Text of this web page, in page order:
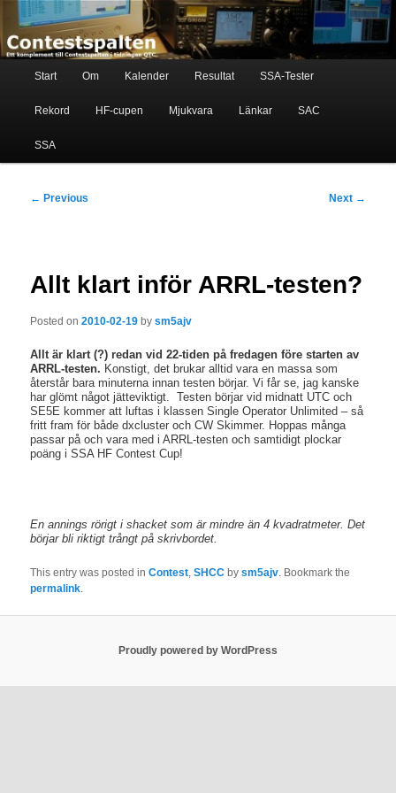
primary
content
Contestspalten
Ett komplement till contestspalten i tidningen QTC
Start Om Kalender Resultat SSA-Tester
Rekord HF-cupen Mjukvara Länkar SAC
SSA
Post
← Previous Next →
Allt klart inför ARRL-testen?
Posted on2010-02-19 bysm5ajv
Allt är klart (?) redan vid 22-tiden på fredagen före starten av
ARRL-testen. Konstigt, det brukar alltid vara en massa som
återstår bara minuterna innan testen börjar. Vi får se, jag kanske
har glömt något jätteviktigt. Testen börjar vid midnatt UTC och
SE5E kommer att luftas i klassen Single Operator Unlimited – så
fritt fram för både dxcluster och CW Skimmer. Hoppas många
passar på och vara med i ARRL-testen och samtidigt plockar
poäng i SSA HF Contest Cup!
En annings rörigt i shacket som är mindre än 4 kvadratmeter. Det
börjar bli riktigt trångt på skrivbordet.
This entry was posted inContest,SHCC bysm5ajv. Bookmark the
permalink.
Proudly powered by WordPress